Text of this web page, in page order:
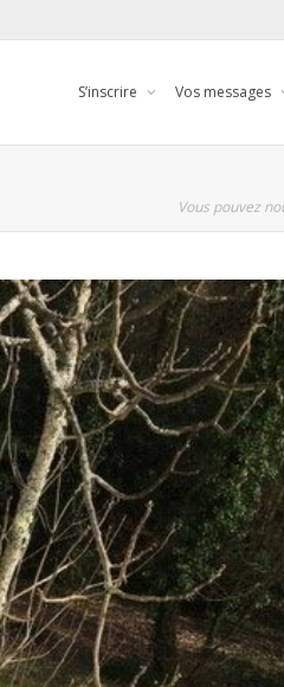
S’inscrire Vos messages
Vous pouvez